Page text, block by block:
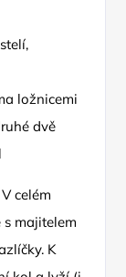
ložnicemi
dvě
celém
majitelem
K